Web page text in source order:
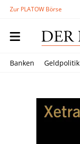
Zur PLATOW Börse
Banken Geldpolitik